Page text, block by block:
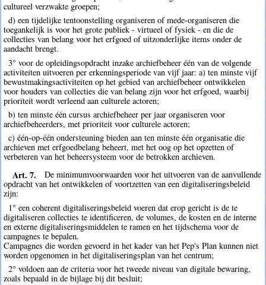
cultureel verzwakte groepen;
d) een tijdelijke tentoonstelling organiseren of mede-organiseren die
toegankelijk is voor het grote publiek - virtueel of fysiek - en die de
collecties van belang voor het erfgoed of uitzonderlijke items onder de
aandacht brengt.
3° voor de opleidingsopdracht inzake archiefbeheer één van de volgende
activiteiten uitvoeren per erkenningsperiode van vijf jaar: a) ten minste vijf
bewustmakingsactiviteiten op het gebied van archiefbeheer ontwikkelen
voor houders van collecties die van belang zijn voor het erfgoed, waarbij
prioriteit wordt verleend aan culturele actoren;
b) ten minste één cursus archiefbeheer per jaar organiseren voor
archiefbeheerders, met prioriteit voor culturele actoren;
c) één-op-één ondersteuning bieden aan ten minste één organisatie die
archieven met erfgoedbelang beheert, met het oog op het opzetten of
verbeteren van het beheersysteem voor de betrokken archieven.
Art. 7.
De minimumvoorwaarden voor het uitvoeren van de aanvullende
opdracht van het ontwikkelen of voortzetten van een digitaliseringsbeleid
zijn:
1° een coherent digitaliseringsbeleid voeren dat erop gericht is de te
digitaliseren collecties te identificeren, de volumes, de kosten en de interne
en externe digitaliseringsmiddelen te ramen en het tijdschema voor de
campagnes te bepalen.
Campagnes die worden gevoerd in het kader van het Pep's Plan kunnen niet
worden opgenomen in het digitaliseringsplan van het centrum;
2° voldoen aan de criteria voor het tweede niveau van digitale bewaring,
zoals bepaald in de bijlage bij dit besluit;